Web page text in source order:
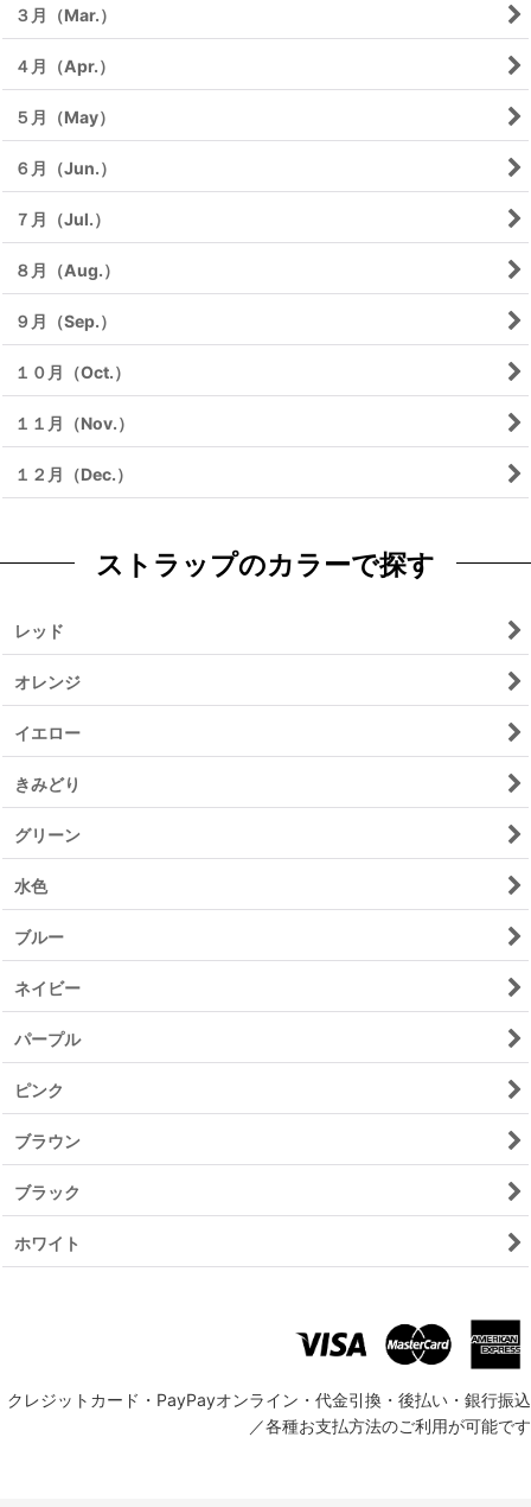
３月（Mar.）
４月（Apr.）
５月（May）
６月（Jun.）
７月（Jul.）
８月（Aug.）
９月（Sep.）
１０月（Oct.）
１１月（Nov.）
１２月（Dec.）
ストラップのカラーで探す
レッド
オレンジ
イエロー
きみどり
グリーン
水色
ブルー
ネイビー
パープル
ピンク
ブラウン
ブラック
ホワイト
クレジットカード・PayPayオンライン・代金引換・後払い・銀行振込
／各種お支払方法のご利用が可能です